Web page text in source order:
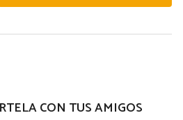
CON TUS AMIGOS